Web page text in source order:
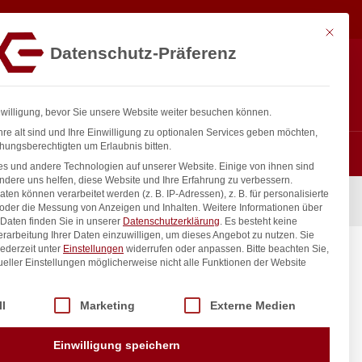
Line, 5L, 360x165x(H)120mm
inkl. / exkl. MwSt.
€ exkl. MwSt. In den Warenkorb
Mit
Datenschutz-Präferenz
bevor Sie unsere Website weiter besuchen können.
alt sind und Ihre Einwilligung zu optionalen Services geben möchten,
um Erlaubnis bitten.
und andere Technologien auf unserer Website. Einige von ihnen sind
uns helfen, diese Website und Ihre Erfahrung zu verbessern.
können verarbeitet werden (z. B. IP-Adressen), z. B. für personalisierte
die Messung von Anzeigen und Inhalten. Weitere Informationen über
finden Sie in unserer Datenschutzerklärung. Es besteht keine
Ihrer Daten einzuwilligen, um dieses Angebot zu nutzen. Sie
unter Einstellungen widerrufen oder anpassen. Bitte beachten Sie,
Einstellungen möglicherweise nicht alle Funktionen der Website
Service-Gruppen, für die eine Einwilligung erteilt werden kann.
Marketing Externe Medien
Einwilligung speichern